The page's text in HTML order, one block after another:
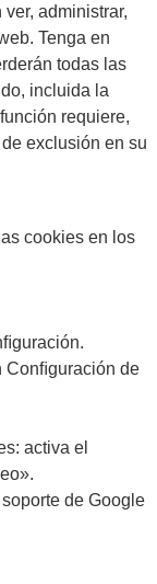
administrar,
Tenga en
todas las
incluida la
requiere,
exclusión en su
cookies en los
Conﬁguración de
activa el
de Google